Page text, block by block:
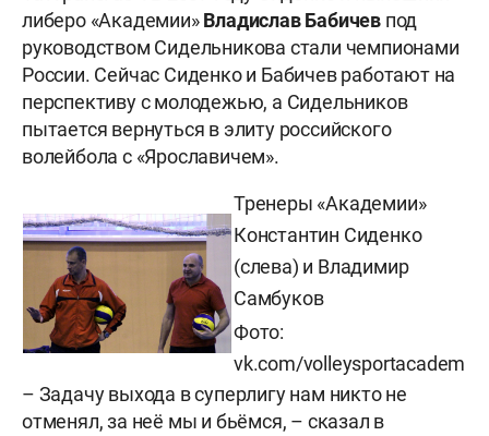
либеро «Академии»ВладиславБабичев под
руководством Сидельникова стали чемпионами
России. Сейчас Сиденко и Бабичев работают на
перспективу с молодежью, а Сидельников
пытается вернуться в элиту российского
волейбола с «Ярославичем».
Тренеры «Академии»
Константин Сиденко
(слева) и Владимир
Самбуков
Фото:
vk.com/volleysportacadem
– Задачу выхода в суперлигу нам никто не
отменял, за неё мы и бьёмся, – сказал в